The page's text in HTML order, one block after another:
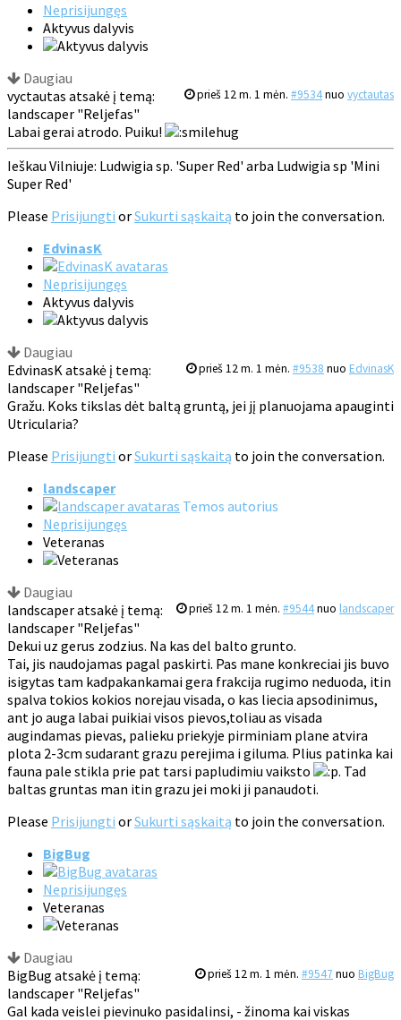
Neprisijungęs
Aktyvus dalyvis
Daugiau
prieš 12 m. 1 mėn. #9534nuo vyctautas
vyctautas atsakė į temą:
landscaper "Reljefas"
Labai gerai atrodo. Puiku!
Ieškau Vilniuje: Ludwigia sp. 'Super Red' arba Ludwigia sp 'Mini
Super Red'
Please Prisijungti orSukurti sąskaitą to join the conversation.
EdvinasK
Neprisijungęs
Aktyvus dalyvis
Daugiau
prieš 12 m. 1 mėn. #9538 nuo EdvinasK
EdvinasK atsakė į temą:
landscaper "Reljefas"
Gražu. Koks tikslas dėt baltą gruntą, jei jį planuojama apauginti
Utricularia?
Please Prisijungti orSukurti sąskaitą to join the conversation.
landscaper
Temos autorius
Neprisijungęs
Veteranas
Daugiau
prieš 12 m. 1 mėn. #9544nuo landscaper
landscaper atsakė į temą:
landscaper "Reljefas"
Dekui uz gerus zodzius. Na kas del balto grunto.
Tai, jis naudojamas pagal paskirti. Pas mane konkreciai jis buvo
isigytas tam kadpakankamai gera frakcija rugimo neduoda, itin
spalva tokios kokios norejau visada, o kas liecia apsodinimus,
ant jo auga labai puikiai visos pievos,toliau as visada
augindamas pievas, palieku priekyje pirminiam plane atvira
plota 2-3cm sudarant grazu perejima i giluma. Plius patinka kai
fauna pale stikla prie pat tarsi papludimiu vaiksto
. Tad
baltas gruntas man itin grazu jei moki ji panaudoti.
Please Prisijungti orSukurti sąskaitą to join the conversation.
BigBug
Neprisijungęs
Veteranas
Daugiau
prieš 12 m. 1 mėn. #9547 nuo BigBug
BigBug atsakė į temą:
landscaper "Reljefas"
Gal kada veislei pievinuko pasidalinsi, - žinoma kai viskas